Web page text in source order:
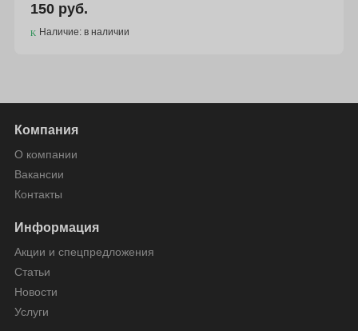
150 руб.
Наличие: в наличии
Компания
О компании
Вакансии
Контакты
Информация
Акции и спецпредложения
Статьи
Новости
Услуги